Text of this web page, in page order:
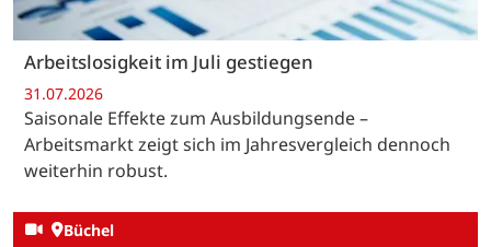
Arbeitslosigkeit im Juli gestiegen
31.07.2026
Saisonale Effekte zum Ausbildungsende –
Arbeitsmarkt zeigt sich im Jahresvergleich dennoch
weiterhin robust.
Büchel